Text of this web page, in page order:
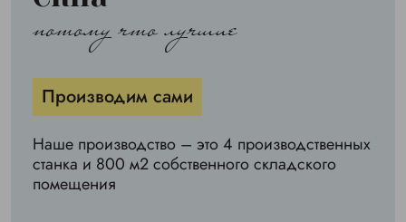
потому что лучшие
Производим сами
Наше производство – это 4 производственных
станка и 800 м2 собственного складского
помещения